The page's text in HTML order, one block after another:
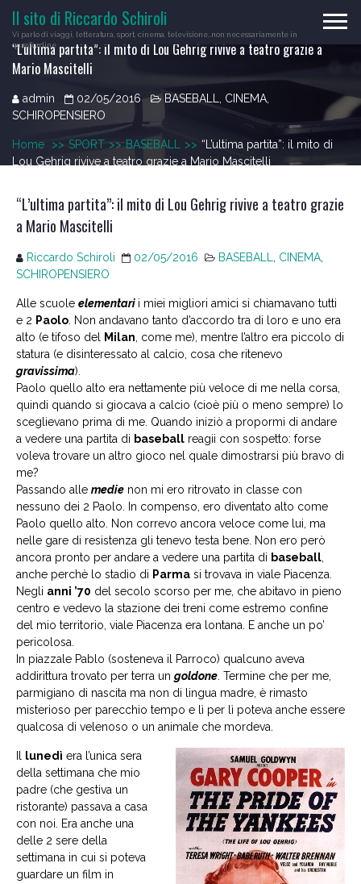
content
Il sito di Riccardo Schiroli
Vi parlo di viaggi, letteratura, sport, cinema, televisione…non necessariamente in
quest'ordine
“L’ultima partita”: il mito di Lou Gehrig rivive a teatro grazie a
Mario Mascitelli
admin 02/05/2016 BASEBALL CINEMA
SCHIROPENSIERO
Home >> SPORT >> BASEBALL >> “L’ultima partita”: il mito di
Lou Gehrig rivive a teatro grazie a Mario Mascitelli
“L’ultima partita”: il mito di Lou Gehrig rivive a teatro grazie
a Mario Mascitelli
Riccardo Schiroli 02/05/2016 BASEBALL CINEMA
SCHIROPENSIERO
Alle scuole elementari i miei migliori amici si chiamavano tutti
e 2 Paolo . Non andavano tanto d’accordo tra di loro e uno era
alto (e tifoso del
Milan , come me), mentre l’altro era piccolo di
statura (e disinteressato al calcio, cosa che ritenevo
gravissima).
Paolo quello alto era nettamente più veloce di me nella corsa,
quindi quando si giocava a calcio (cioè più o meno sempre) lo
sceglievano prima di me. Quando iniziò a propormi di andare
a vedere una partita di baseball reagii con sospetto: forse
voleva trovare un altro gioco nel quale dimostrarsi più bravo di
me?
Passando alle medie non mi ero ritrovato in classe con
nessuno dei 2 Paolo. In compenso, ero diventato alto come
Paolo quello alto. Non correvo ancora veloce come lui, ma
nelle gare di resistenza gli tenevo testa bene. Non ero però
ancora pronto per andare a vedere una partita di baseball
anche perchè lo stadio di Parma si trovava in viale Piacenza.
Negli anni ’70 del secolo scorso per me, che abitavo in pieno
centro e vedevo la stazione dei treni come estremo confine
del mio territorio, viale Piacenza era lontana. E anche un po’
pericolosa.
In piazzale Pablo (sosteneva il Parroco) qualcuno aveva
addirittura trovato per terra un goldone . Termine che per me,
parmigiano di nascita ma non di lingua madre, è rimasto
misterioso per parecchio tempo e lì per lì poteva anche essere
qualcosa di velenoso o un animale che mordeva.
lunedì era l’unica sera
della settimana che mio
padre (che gestiva un
ristorante) passava a casa
con noi. Era anche una
delle 2 sere della
settimana in cui si poteva
guardare un film in